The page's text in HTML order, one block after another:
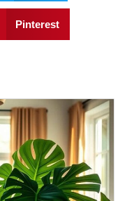
Pinterest